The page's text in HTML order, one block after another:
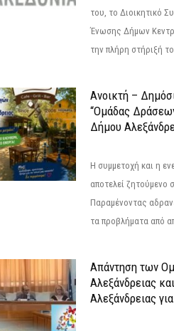
του, το Διοικητικό
Ένωσης Δήμων
την πλήρη στήριξή
Ανοικτή –
“Ομάδας
Δήμου
Η συμμετοχή και η
αποτελεί ζητούμενο
Παραμένοντας
τα προβλήματα από
Απάντηση των
Αλεξάνδρειας
Αλεξάνδρειας